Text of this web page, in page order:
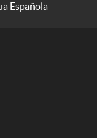
Española